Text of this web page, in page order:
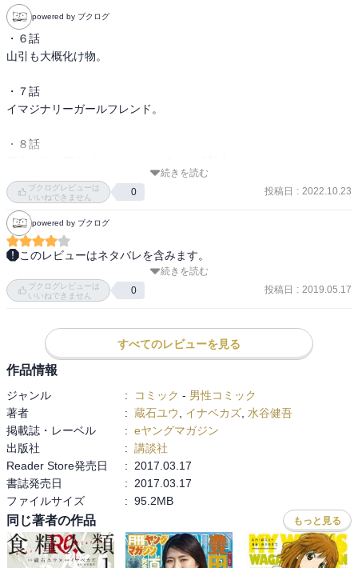
powered by ブクログ
・６話
山引も大概化け物。
・７話
イマジナリーガールフレンド。
・８話
作業員って普通に家帰れるの？住み込み？
・９話
ナツネくん、タフネス過ぎて好感度高い！
あんな化け物に飼われてる国嫌すぎる！
・１０話
ナツネくんも化け物だった。
・１１話
広告で見たシーンだ。
ママ逃亡中のなに？なんなの？
・１２話
増殖種ナツネ。
・１３話
ママロングだったもんね。
１７人って何の数かしら。
続きを読む
ブクログレビューは
いいねできません
0 投稿日 : 2022.10.23
powered by ブクログ
このレビューはネタバレを含みます。
進撃の巨人と似たものを感じるが、進撃の巨人はスケールが縦に横
にぐいぐいのばされるけど、こっちはでかいハコニワの中なので、
あと6歳の彼は良い。
賢そうな感じなのが良い。
脳細胞にも影響でてるのかな？
妊婦の被験体はどうやって出産したのかな？どんなに危険な出産で
も、二人とも生き残ったってことは相当な執着だろう。
母親が腐った？のは生きながら腐ったのか？？
息子は同じようになりえるのか？
とか、気になる。
続きを読む
ブクログレビューは
いいねできません
0 投稿日 : 2019.05.17
すべてのレビューを見る
作品情報
ジャンル : コミック - 男性コミック
著者
: 蔵石ユウ イナベカズ 水谷健吾
掲載誌・レーベル
: eヤングマガジン
出版社
: 講談社
Reader Store発売日
:
2017.03.17
書誌発売日
:
2017.03.17
ファイルサイズ
: 95.2MB
同じ著者の作品 もっと見る